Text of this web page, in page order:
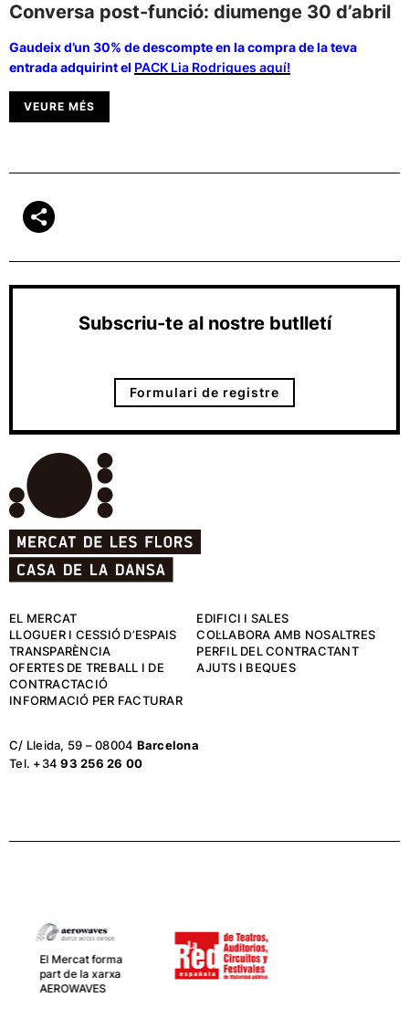
Conversa post-funció: diumenge 30 d’abril
Gaudeix d’un 30% de descompte en la compra de la teva
entrada adquirint el PACK Lia Rodrigues aquí!
VEURE MÉS
Subscriu-te al nostre butlletí
Formulari de registre
EL MERCAT
EDIFICI I SALES
LLOGUER I CESSIÓ D’ESPAIS
COL·LABORA AMB NOSALTRES
TRANSPARÈNCIA
PERFIL DEL CONTRACTANT
OFERTES DE TREBALL I DE
CONTRACTACIÓ
AJUTS I BEQUES
INFORMACIÓ PER FACTURAR
C/ Lleida, 59 – 08004 Barcelona
Tel. +3493 256 26 00
juntament amb
La Central del
Circ, van de la
mà com a socis